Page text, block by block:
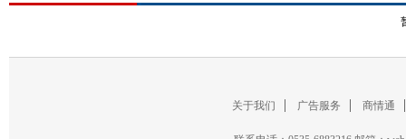
关于我们 广告服务 商情通